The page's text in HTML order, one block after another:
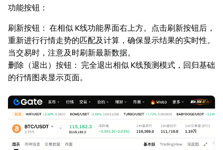
功能按钮：
刷新按钮： 在相似 K线功能界面右上方。点击刷新按钮后，
重新进行行情走势的匹配及计算，确保显示结果的实时性。
当交易时，注意及时刷新最新数据。
删除（退出）按钮： 完全退出相似 K线预测模式，回归基础
的行情图表显示页面。